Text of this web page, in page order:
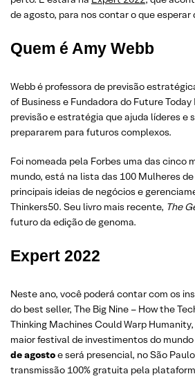
de agosto, para nos contar o que esperar
Quem é Amy Webb
Webb é professora de previsão
of Business e Fundadora do Future
previsão e estratégia que ajuda líderes e
prepararem para futuros complexos.
Foi nomeada pela Forbes uma das cinco
mundo, está na lista das 100 Mulheres
principais ideias de negócios e
Thinkers50. Seu livro mais recente, The
futuro da edição de genoma.
Expert 2022
Neste ano, você poderá contar com os
do best seller, The Big Nine – How the
Thinking Machines Could Warp
maior festival de investimentos do
de agostoe será presencial, no São
transmissão 100% gratuita pela